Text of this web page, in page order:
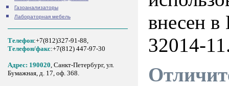
Газоанализаторы
Лабораторная мебель
Телефон:+7(812)327-91-88,
Tелефон/факс:+7(812) 447-97-30
Адрес: 190020, Санкт-Петербург, ул.
Бумажная, д. 17, оф. 368.
внесен в
32014-